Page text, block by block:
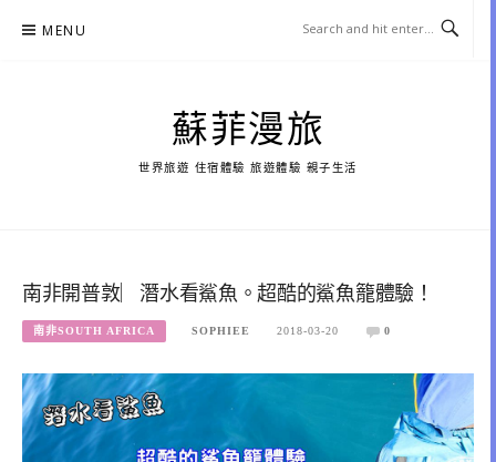
MENU
蘇菲漫旅
世界旅遊 住宿體驗 旅遊體驗 親子生活
南非開普敦︳潛水看鯊魚。超酷的鯊魚籠體驗！
南非SOUTH AFRICA SOPHIEE 2018-03-20 0